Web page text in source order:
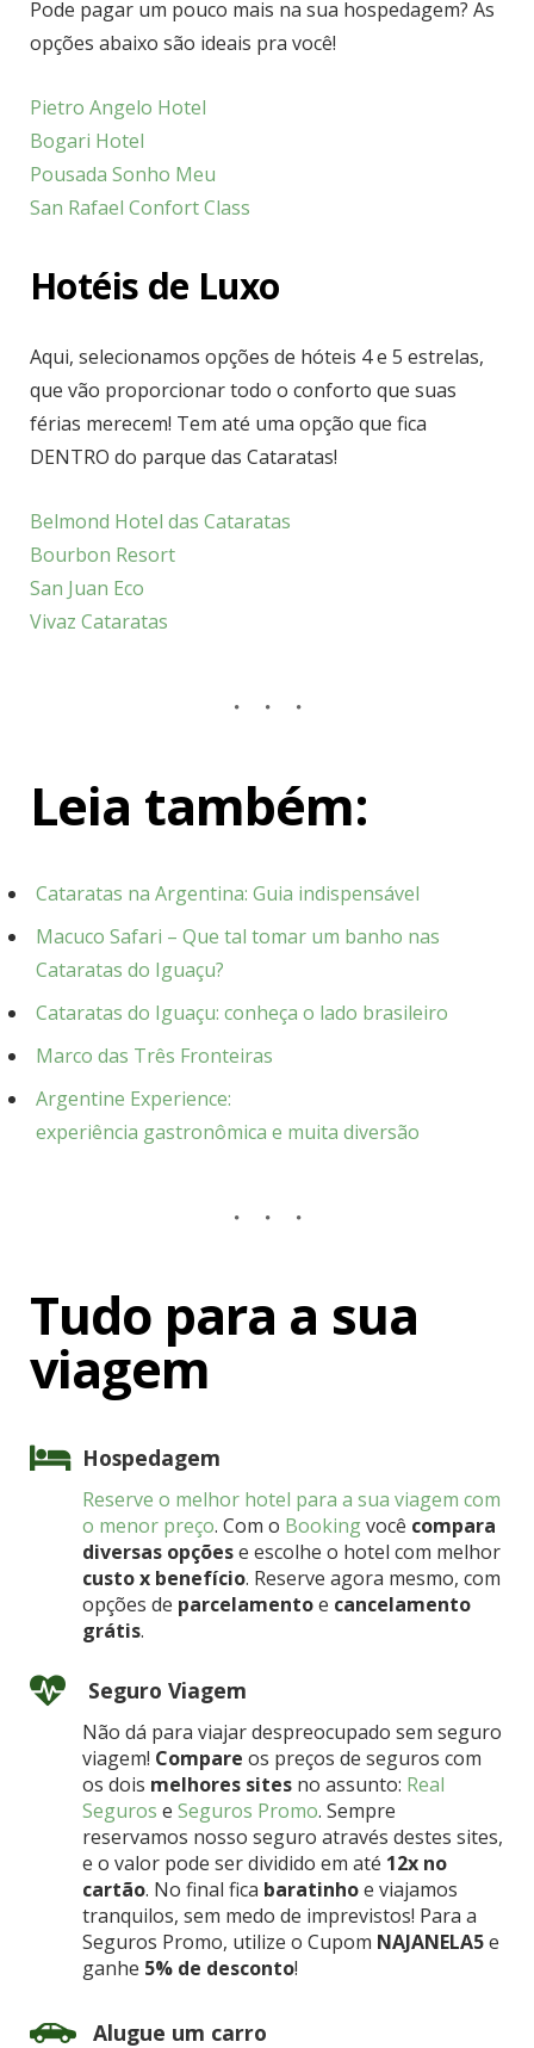
Pode pagar um pouco mais na sua hospedagem? As
opções abaixo são ideais pra você!
Pietro Angelo Hotel
Bogari Hotel
Pousada Sonho Meu
San Rafael Confort Class
Hotéis de Luxo
Aqui, selecionamos opções de hóteis 4 e 5 estrelas,
que vão proporcionar todo o conforto que suas
férias merecem! Tem até uma opção que fica
DENTRO do parque das Cataratas!
Belmond Hotel das Cataratas
Bourbon Resort
San Juan Eco
Vivaz Cataratas
Leia também:
Cataratas na Argentina: Guia indispensável
Macuco Safari – Que tal tomar um banho nas
Cataratas do Iguaçu?
Cataratas do Iguaçu: conheça o lado brasileiro
Marco das Três Fronteiras
Argentine Experience:
experiência gastronômica e muita diversão
Tudo para a sua
viagem
Hospedagem
Reserve o melhor hotel para a sua viagem com
o menor preço. Com o Bookingvocê compara
diversas opçõese escolhe o hotel com melhor
custo x benefício. Reserve agora mesmo, com
opções de parcelamentoe cancelamento
grátis.
Seguro Viagem
Não dá para viajar despreocupado sem seguro
viagem! Compare os preços de seguros com
os dois melhores sites no assunto: Real
Seguros e Seguros Promo. Sempre
reservamos nosso seguro através destes sites,
e o valor pode ser dividido em até 12x no
cartão. No final fica baratinhoe viajamos
tranquilos, sem medo de imprevistos! Para a
Seguros Promo, utilize o Cupom NAJANELA5e
ganhe 5% de desconto!
Alugue um carro